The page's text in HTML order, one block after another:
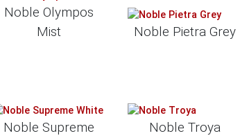
Noble Olympos
Mist
Noble Pietra Grey
Noble Supreme
Noble Troya